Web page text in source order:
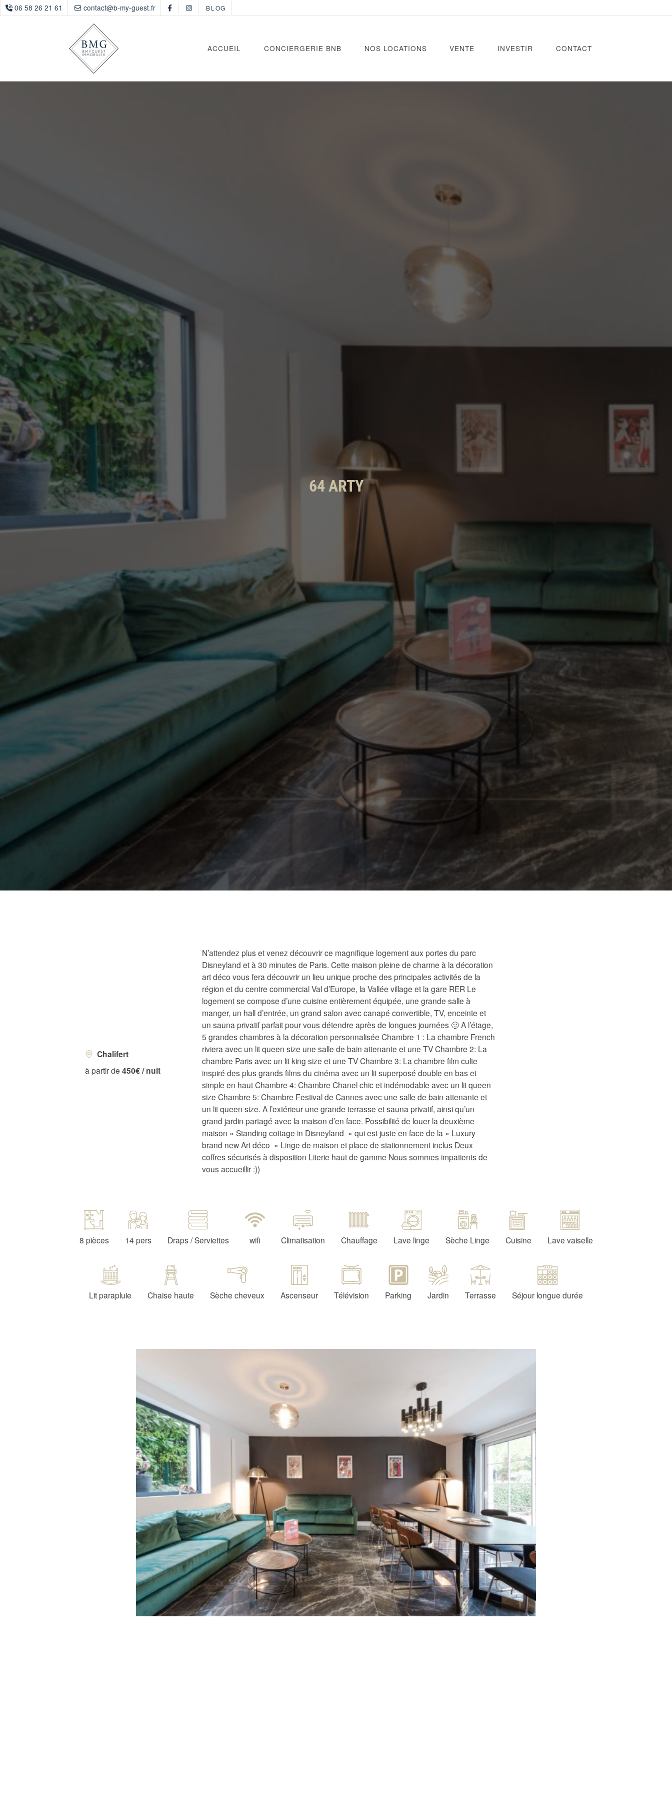
06 58 26 21 61 contact@b-my-guest.fr BLOG
ACCUEIL CONCIERGERIE BNB NOS LOCATIONS VENTE INVESTIR CONTACT
64 ARTY
Chalifert
à partir de 450€ / nuit
N’attendez plus et venez découvrir ce magnifique logement aux portes du parc
Disneyland et à 30 minutes de Paris. Cette maison pleine de charme à la décoration
art déco vous fera découvrir un lieu unique proche des principales activités de la
région et du centre commercial Val d’Europe, la Vallée village et la gare RER Le
logement se compose d’une cuisine entièrement équipée, une grande salle à
manger, un hall d’entrée, un grand salon avec canapé convertible, TV, enceinte et
un sauna privatif parfait pour vous détendre après de longues journées 🙂 A l’étage,
5 grandes chambres à la décoration personnalisée Chambre 1 : La chambre French
riviera avec un lit queen size une salle de bain attenante et une TV Chambre 2: La
chambre Paris avec un lit king size et une TV Chambre 3: La chambre film culte
inspiré des plus grands films du cinéma avec un lit superposé double en bas et
simple en haut Chambre 4: Chambre Chanel chic et indémodable avec un lit queen
size Chambre 5: Chambre Festival de Cannes avec une salle de bain attenante et
un lit queen size. A l’extérieur une grande terrasse et sauna privatif, ainsi qu’un
grand jardin partagé avec la maison d’en face. Possibilité de louer la deuxième
maison « Standing cottage in Disneyland » qui est juste en face de la « Luxury
brand new Art déco » Linge de maison et place de stationnement inclus Deux
coffres sécurisés à disposition Literie haut de gamme Nous sommes impatients de
vous accueillir :))
8 pièces 14 pers Draps / Serviettes wifi Climatisation Chauffage Lave linge Sèche Linge Cuisine Lave vaiselle
Lit parapluie Chaise haute Sèche cheveux Ascenseur Télévision Parking Jardin Terrasse Séjour longue durée